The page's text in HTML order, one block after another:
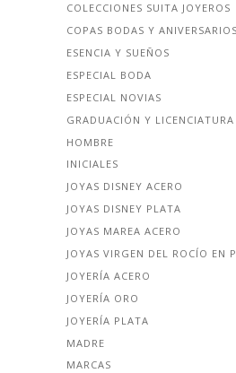
COLECCIONES SUITA JOYEROS
COPAS BODAS Y ANIVERSARIOS
ESENCIA Y SUEÑOS
ESPECIAL BODA
ESPECIAL NOVIAS
GRADUACIÓN Y LICENCIATURA
HOMBRE
INICIALES
JOYAS DISNEY ACERO
JOYAS DISNEY PLATA
JOYAS MAREA ACERO
JOYAS VIRGEN DEL ROCÍO EN
JOYERÍA ACERO
JOYERÍA ORO
JOYERÍA PLATA
MADRE
MARCAS